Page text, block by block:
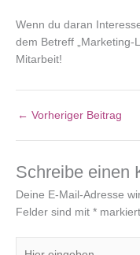
Wenn du daran
dem Betreff „Marketing-
Mitarbeit!
← Vorheriger Beitrag
Schreibe einen
Deine E-Mail-Adresse
Felder sind mit * markiert